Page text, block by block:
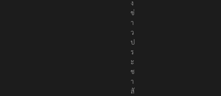
ง
ข่
า
ว
ป
ร
ะ
ช
า
สั